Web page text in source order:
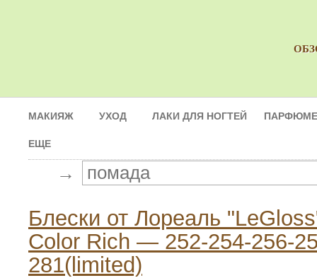
МАКИЯЖ УХОД ЛАКИ ДЛЯ НОГТЕЙ
ЕЩЕ
→
Блески от Лореаль
Color Rich — 252-254-256-
281(limited)